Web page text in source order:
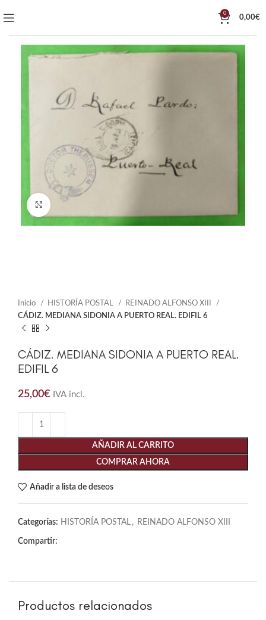
0
0,00€
Inicio HISTORÍA POSTAL
REINADO ALFONSO XIII
CÁDIZ. MEDIANA SIDONIA A PUERTO REAL. EDIFIL 6
CÁDIZ. MEDIANA SIDONIA A PUERTO REAL.
EDIFIL 6
25,00€ IVA incl.
AÑADIR AL CARRITO
COMPRAR AHORA
Añadir a lista de deseos
Categorías: HISTORÍA POSTAL , REINADO ALFONSO XIII
Compartir:
Productos relacionados